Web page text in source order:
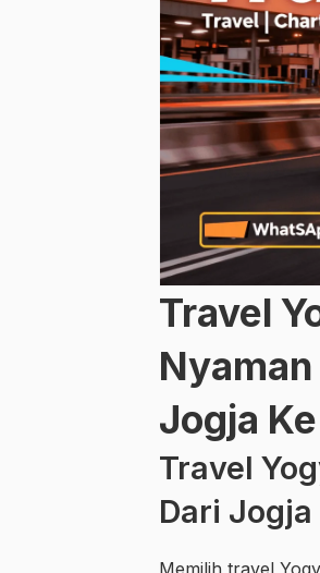
Travel
Jogja
Travel
Dari Jogja